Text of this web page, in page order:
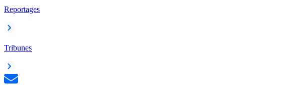
Reportages
Tribunes